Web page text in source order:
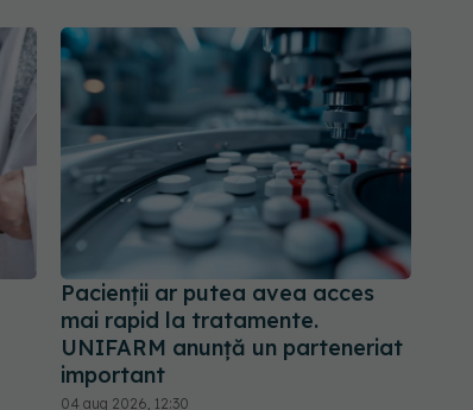
Pacienții ar putea avea acces
mai rapid la tratamente.
UNIFARM anunță un parteneriat
important
04 aug 2026, 12:30